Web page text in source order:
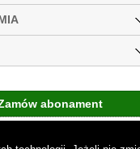
abonament